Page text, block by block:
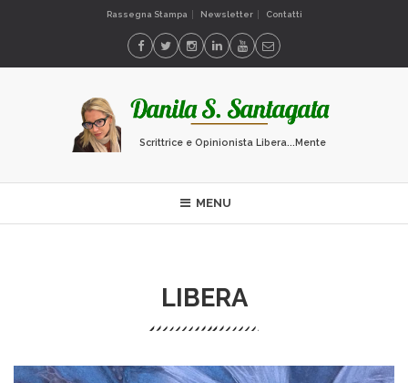
Rassegna Stampa Newsletter Contatti
Scrittrice e Opinionista Libera...Mente
MENU
LIBERA